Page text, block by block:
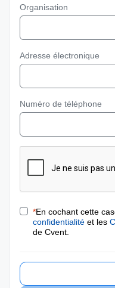
Organisation
Adresse électronique
Numéro de téléphone
*En cochant cette
confidentialité et les
de Cvent.